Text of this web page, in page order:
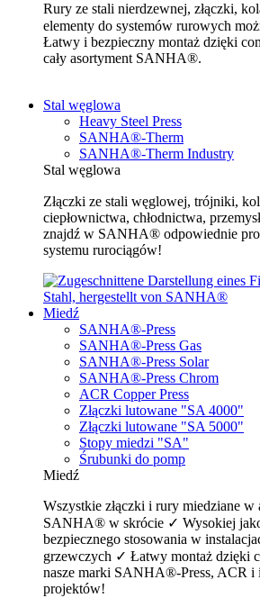
Rury ze stali nierdzewnej, złączki,
elementy do systemów rurowych
Łatwy i bezpieczny montaż dzięki
cały asortyment SANHA®.
Stal węglowa
Heavy Steel Press
SANHA®-Therm
SANHA®-Therm Industry
Stal węglowa
Złączki ze stali węglowej, trójniki,
ciepłownictwa, chłodnictwa,
znajdź w SANHA® odpowiednie
systemu rurociągów!
Miedź
SANHA®-Press
SANHA®-Press Gas
SANHA®-Press Solar
SANHA®-Press Chrom
ACR Copper Press
Złączki lutowane "SA 4000"
Złączki lutowane "SA 5000"
Stopy miedzi "SA"
Śrubunki do pomp
Miedź
Wszystkie złączki i rury miedziane w
SANHA® w skrócie ✓ Wysokiej
bezpiecznego stosowania w
grzewczych ✓ Łatwy montaż dzięki
nasze marki SANHA®-Press, ACR i
projektów!